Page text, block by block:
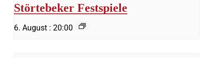
Störtebeker Festspiele
6. August : 20:00